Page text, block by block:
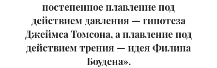
постепенное плавление под
действием давления — гипотеза
Джеймса Томсона, а плавление под
действием трения — идея Филипа
Боудена».